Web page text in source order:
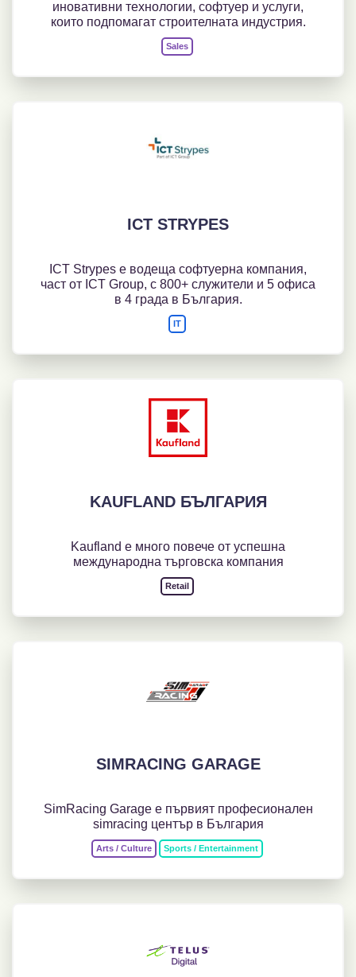
иновативни технологии, софтуер и услуги,
които подпомагат строителната индустрия.
Sales
ICT STRYPES
ICT Strypes е водеща софтуерна компания,
част от ICT Group, с 800+ служители и 5 офиса
в 4 града в България.
IT
KAUFLAND БЪЛГАРИЯ
Kaufland е много повече от успешна
международна търговска компания
Retail
SIMRACING GARAGE
SimRacing Garage е първият професионален
simracing център в България
Arts / Culture Sports / Entertainment